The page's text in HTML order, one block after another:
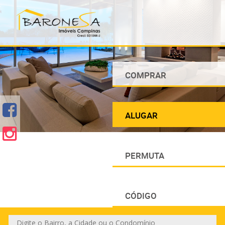
COMPRAR
ALUGAR
PERMUTA
CÓDIGO